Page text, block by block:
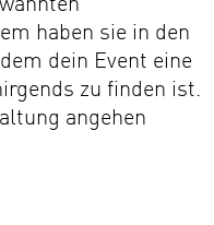
haben sie in den
dein Event eine
zu finden ist.
angehen